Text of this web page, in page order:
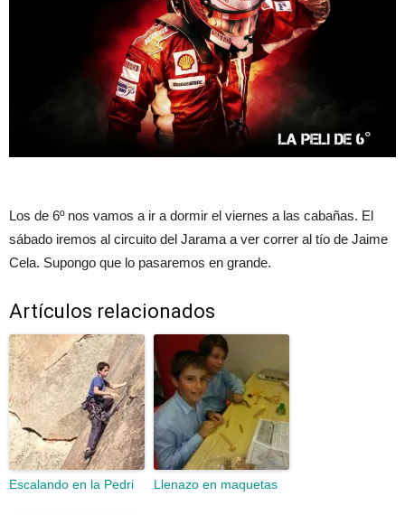
Los de 6º nos vamos a ir a dormir el viernes a las cabañas. El
sábado iremos al circuito del Jarama a ver correr al tío de Jaime
Cela. Supongo que lo pasaremos en grande.
Artículos relacionados
Escalando en la Pedri Llenazo en maquetas